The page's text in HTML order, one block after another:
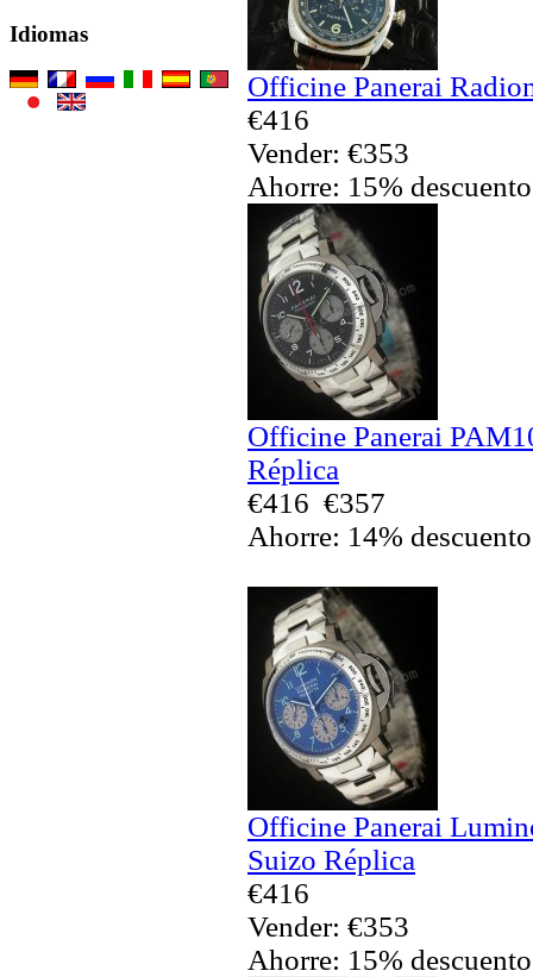
Idiomas
Officine Panerai
€416
Vender: €353
Ahorre: 15% descuento
Officine Panerai
Réplica
€416 €357
Ahorre: 14% descuento
Officine Panerai
Suizo Réplica
€416
Vender: €353
Ahorre: 15% descuento